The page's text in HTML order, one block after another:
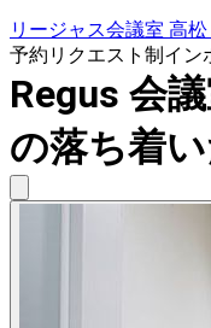
リージャス会議室 高松
予約リクエスト制イン
Regus 会
の落ち着